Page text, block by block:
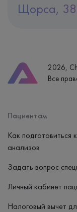
Щорса,
Часы работы
пн-вс: 7:30-15:00
2026,
Все
Пациентам
Как подготовиться
анализов
Задать вопрос
Личный кабинет
Налоговый вычет